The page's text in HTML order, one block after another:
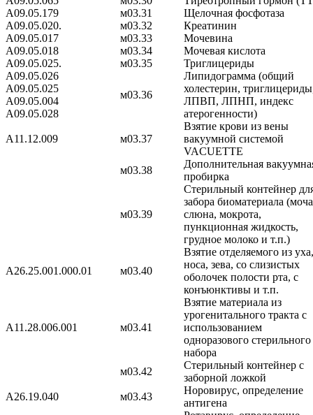
A09.05.179
м03.31
Щелочная фосфотаза
A09.05.020.
м03.32
Креатинин
A09.05.017
м03.33
Мочевина
A09.05.018
м03.34
Мочевая кислота
A09.05.025.
м03.35
Триглицериды
A09.05.026
A09.05.025
A09.05.004
A09.05.028
м03.36
Липидограмма (общий
холестерин,
ЛПВП, ЛПНП, индекс
атерогенности)
A11.12.009 м03.37
Взятие крови из вены
вакуумной системой
VACUETTE
м03.38
Дополнительная
пробирка
м03.39
Стерильный контейнер
забора биоматериала
слюна, мокрота,
пункционная жидкость,
грудное молоко и т.п.)
A26.25.001.000.01 м03.40
Взятие отделяемого из уха,
носа, зева, со слизистых
оболочек полости рта, с
конъюнктивы и т.п.
A11.28.006.001 м03.41
Взятие материала из
урогенитального тракта с
использованием
одноразового стерильного
набора
м03.42
Стерильный контейнер с
заборной ложкой
A26.19.040
м03.43
Норовирус, определение
антигена